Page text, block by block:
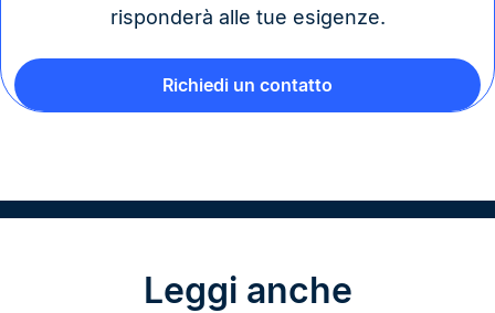
risponderà alle tue esigenze.
Richiedi un contatto
Leggi anche